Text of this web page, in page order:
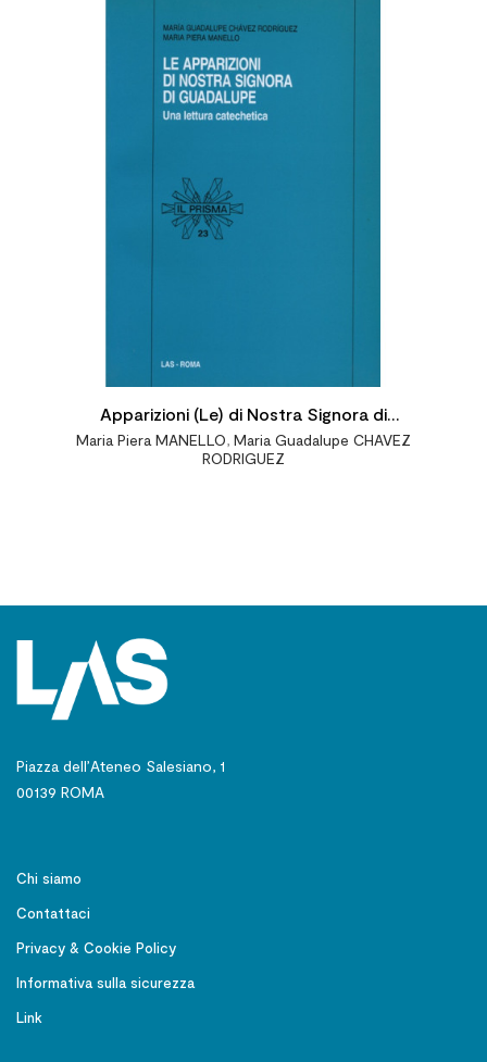
Apparizioni (Le) di Nostra Signora di
Guadalupe. Una lettura catechetica
Maria Piera MANELLO, Maria Guadalupe CHAVEZ
RODRIGUEZ
Piazza dell’Ateneo Salesiano, 1
00139 ROMA
Chi siamo
Contattaci
Privacy & Cookie Policy
Informativa sulla sicurezza
Link